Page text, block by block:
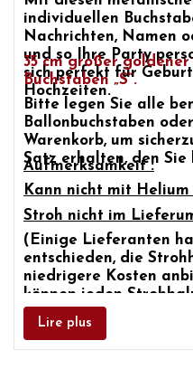
individuellen
Nachrichten, Namen
und soIhre Party
sich perfekt für
Hochzeiten.
35 cmgroßer
Buchstaben „S“.
Bitte legen Sie alle
Ballonbuchstaben
Warenkorb, um
Satz erhalten, den Sie
Aufmerksamkeit :
Kann nicht mit
Stroh nicht im
(Einige Lieferanten
entschieden, die
niedrigere Kosten
können jeden
Ballons verwenden.)
Lire plus